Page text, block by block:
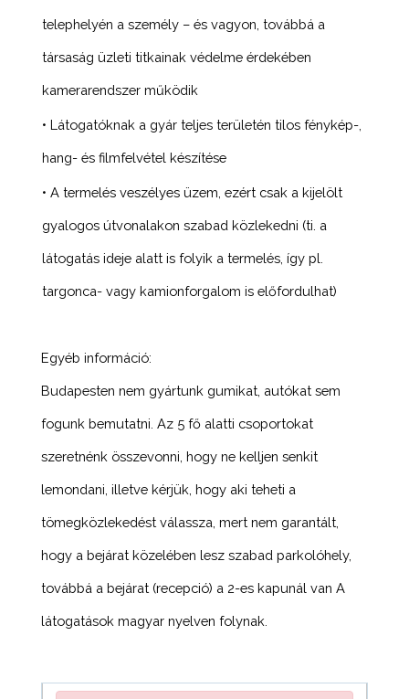
telephelyén a személy – és vagyon, továbbá a
társaság üzleti titkainak védelme érdekében
kamerarendszer működik
• Látogatóknak a gyár teljes területén tilos fénykép-,
hang- és filmfelvétel készítése
• A termelés veszélyes üzem, ezért csak a kijelölt
gyalogos útvonalakon szabad közlekedni (ti. a
látogatás ideje alatt is folyik a termelés, így pl.
targonca- vagy kamionforgalom is előfordulhat)
Egyéb információ:
Budapesten nem gyártunk gumikat, autókat sem
fogunk bemutatni. Az 5 fő alatti csoportokat
szeretnénk összevonni, hogy ne kelljen senkit
lemondani, illetve kérjük, hogy aki teheti a
tömegközlekedést válassza, mert nem garantált,
hogy a bejárat közelében lesz szabad parkolóhely,
továbbá a bejárat (recepció) a 2-es kapunál van A
látogatások magyar nyelven folynak.